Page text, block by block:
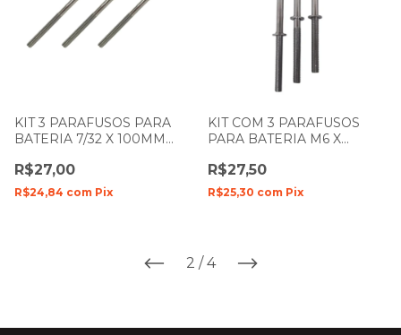
KIT 3 PARAFUSOS PARA
BATERIA 7/32 X 100MM
R$27,00
R$24,84 com Pix
KIT COM 3 PARAFUSOS
PARA BATERIA M6 X
R$27,50
R$25,30 com Pix
2 / 4